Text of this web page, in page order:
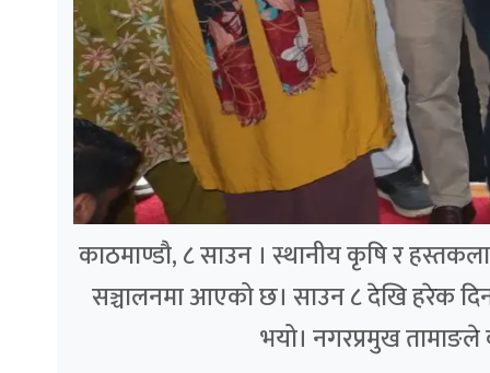
काठमाण्डौ, ८ साउन । स्थानीय कृषि र
सञ्चालनमा आएको छ। साउन ८ देखि हरेक
भयो। नगरप्रमुख